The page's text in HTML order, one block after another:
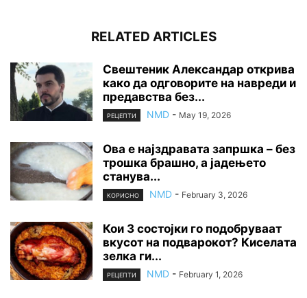
RELATED ARTICLES
Свештеник Александар открива
како да одговорите на навреди и
предавства без...
РЕЦЕПТИ NMD - May 19, 2026
Ова е најздравата запршка – без
трошка брашно, а јадењето
станува...
КОРИСНО NMD - February 3, 2026
Кои 3 состојки го подобруваат
вкусот на подварокот? Киселата
зелка ги...
РЕЦЕПТИ NMD - February 1, 2026